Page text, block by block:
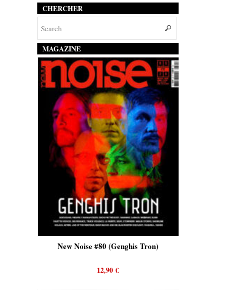
CHERCHER
MAGAZINE
New Noise #80 (Genghis Tron) New Noise #80